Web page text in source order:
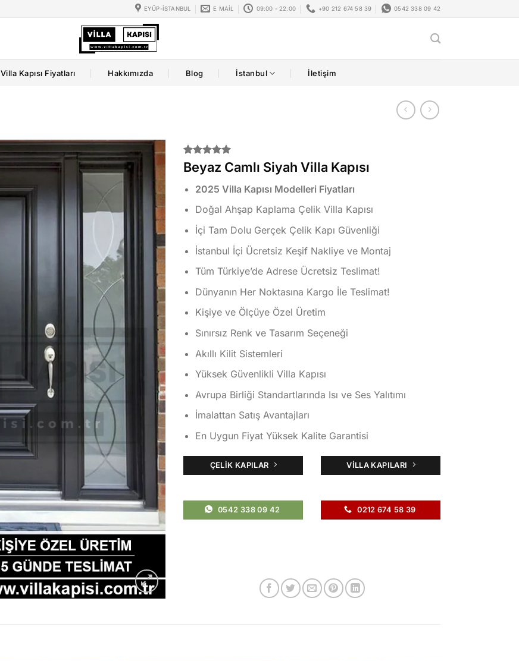
EYÜP-İSTANBUL E MAIL 09:00 - 22:00 +90 212 674 58 39 0542 338 09 42
Villa Kapısı Fiyatları Hakkımızda Blog İstanbul İletişim
2
müşteri
puanına
5 üzerinden
aldı
Beyaz Camlı Siyah Villa Kapısı
2025 Villa Kapısı Modelleri Fiyatları
Doğal Ahşap Kaplama Çelik Villa Kapısı
İçi Tam Dolu Gerçek Çelik Kapı Güvenliği
İstanbul İçi Ücretsiz Keşif Nakliye ve Montaj
Tüm Türkiye’de Adrese Ücretsiz Teslimat!
Dünyanın Her Noktasına Kargo İle Teslimat!
Kişiye ve Ölçüye Özel Üretim
Sınırsız Renk ve Tasarım Seçeneği
Akıllı Kilit Sistemleri
Yüksek Güvenlikli Villa Kapısı
Avrupa Birliği Standartlarında Isı ve Ses Yalıtımı
İmalattan Satış Avantajları
En Uygun Fiyat Yüksek Kalite Garantisi
ÇELIK KAPILAR VILLA KAPILARI
0542 338 09 42 0212 674 58 39